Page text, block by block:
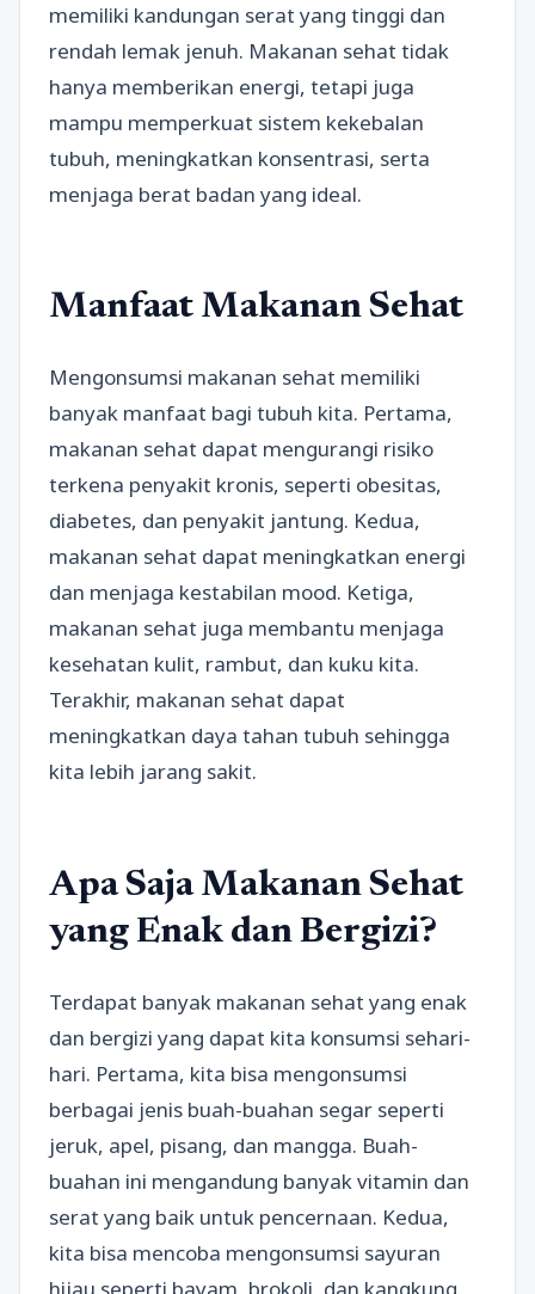
memiliki kandungan serat yang tinggi dan
rendah lemak jenuh. Makanan sehat tidak
hanya memberikan energi, tetapi juga
mampu memperkuat sistem kekebalan
tubuh, meningkatkan konsentrasi, serta
menjaga berat badan yang ideal.
Manfaat Makanan Sehat
Mengonsumsi makanan sehat memiliki
banyak manfaat bagi tubuh kita. Pertama,
makanan sehat dapat mengurangi risiko
terkena penyakit kronis, seperti obesitas,
diabetes, dan penyakit jantung. Kedua,
makanan sehat dapat meningkatkan energi
dan menjaga kestabilan mood. Ketiga,
makanan sehat juga membantu menjaga
kesehatan kulit, rambut, dan kuku kita.
Terakhir, makanan sehat dapat
meningkatkan daya tahan tubuh sehingga
kita lebih jarang sakit.
Apa Saja Makanan Sehat
yang Enak dan Bergizi?
Terdapat banyak makanan sehat yang enak
dan bergizi yang dapat kita konsumsi sehari-
hari. Pertama, kita bisa mengonsumsi
berbagai jenis buah-buahan segar seperti
jeruk, apel, pisang, dan mangga. Buah-
buahan ini mengandung banyak vitamin dan
serat yang baik untuk pencernaan. Kedua,
kita bisa mencoba mengonsumsi sayuran
hijau seperti bayam, brokoli, dan kangkung.